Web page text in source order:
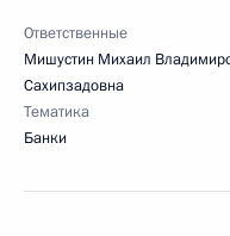
Ответственные
Мишустин Михаил
Сахипзадовна
Тематика
Банки